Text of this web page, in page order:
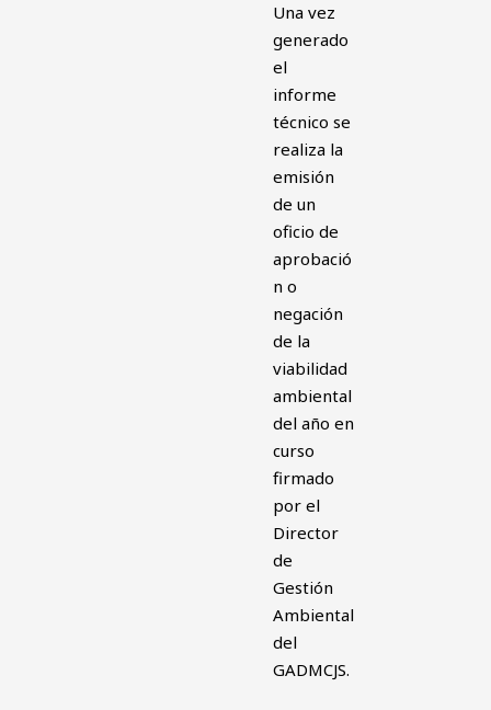
Una vez
generado
el
informe
técnico se
realiza la
emisión
de un
oficio de
aprobació
n o
negación
de la
viabilidad
ambiental
del año en
curso
firmado
por el
Director
de
Gestión
Ambiental
del
GADMCJS.